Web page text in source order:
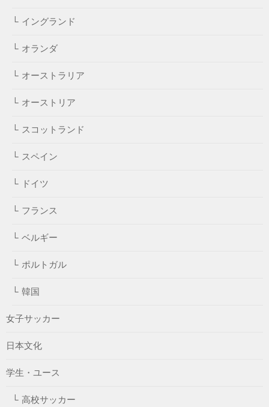
イングランド
オランダ
オーストラリア
オーストリア
スコットランド
スペイン
ドイツ
フランス
ベルギー
ポルトガル
韓国
女子サッカー
日本文化
学生・ユース
高校サッカー